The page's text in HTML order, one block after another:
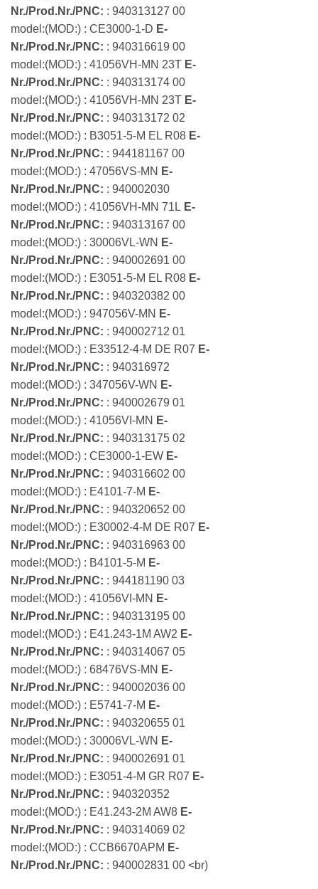
Nr./Prod.Nr./PNC: : 940313127 00
model:(MOD:) : CE3000-1-D E-
Nr./Prod.Nr./PNC: : 940316619 00
model:(MOD:) : 41056VH-MN 23T E-
Nr./Prod.Nr./PNC: : 940313174 00
model:(MOD:) : 41056VH-MN 23T E-
Nr./Prod.Nr./PNC: : 940313172 02
model:(MOD:) : B3051-5-M EL R08 E-
Nr./Prod.Nr./PNC: : 944181167 00
model:(MOD:) : 47056VS-MN E-
Nr./Prod.Nr./PNC: : 940002030
model:(MOD:) : 41056VH-MN 71L E-
Nr./Prod.Nr./PNC: : 940313167 00
model:(MOD:) : 30006VL-WN E-
Nr./Prod.Nr./PNC: : 940002691 00
model:(MOD:) : E3051-5-M EL R08 E-
Nr./Prod.Nr./PNC: : 940320382 00
model:(MOD:) : 947056V-MN E-
Nr./Prod.Nr./PNC: : 940002712 01
model:(MOD:) : E33512-4-M DE R07 E-
Nr./Prod.Nr./PNC: : 940316972
model:(MOD:) : 347056V-WN E-
Nr./Prod.Nr./PNC: : 940002679 01
model:(MOD:) : 41056VI-MN E-
Nr./Prod.Nr./PNC: : 940313175 02
model:(MOD:) : CE3000-1-EW E-
Nr./Prod.Nr./PNC: : 940316602 00
model:(MOD:) : E4101-7-M E-
Nr./Prod.Nr./PNC: : 940320652 00
model:(MOD:) : E30002-4-M DE R07 E-
Nr./Prod.Nr./PNC: : 940316963 00
model:(MOD:) : B4101-5-M E-
Nr./Prod.Nr./PNC: : 944181190 03
model:(MOD:) : 41056VI-MN E-
Nr./Prod.Nr./PNC: : 940313195 00
model:(MOD:) : E41.243-1M AW2 E-
Nr./Prod.Nr./PNC: : 940314067 05
model:(MOD:) : 68476VS-MN E-
Nr./Prod.Nr./PNC: : 940002036 00
model:(MOD:) : E5741-7-M E-
Nr./Prod.Nr./PNC: : 940320655 01
model:(MOD:) : 30006VL-WN E-
Nr./Prod.Nr./PNC: : 940002691 01
model:(MOD:) : E3051-4-M GR R07 E-
Nr./Prod.Nr./PNC: : 940320352
model:(MOD:) : E41.243-2M AW8 E-
Nr./Prod.Nr./PNC: : 940314069 02
model:(MOD:) : CCB6670APM E-
Nr./Prod.Nr./PNC: : 940002831 00 <br)